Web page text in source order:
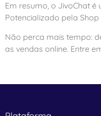
Em resumo, o JivoChat
Potencializado pela
Não perca mais tempo:
as vendas online. Entre